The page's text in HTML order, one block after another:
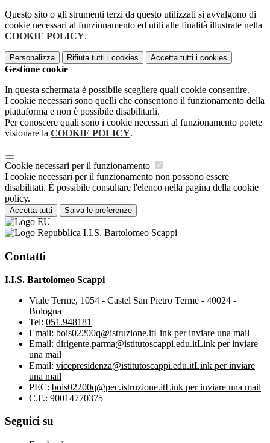
Questo sito o gli strumenti terzi da questo utilizzati si avvalgono di
cookie necessari al funzionamento ed utili alle finalità illustrate nella
COOKIE POLICY.
Personalizza Rifiuta tutti i cookies Accetta tutti i cookies
Gestione cookie
In questa schermata è possibile scegliere quali cookie consentire.
I cookie necessari sono quelli che consentono il funzionamento della
piattaforma e non è possibile disabilitarli.
Per conoscere quali sono i cookie necessari al funzionamento potete
visionare la COOKIE POLICY.
Cookie necessari per il funzionamento
I cookie necessari per il funzionamento non possono essere
disabilitati. È possibile consultare l'elenco nella pagina della cookie
policy.
Accetta tutti Salva le preferenze
I.I.S. Bartolomeo Scappi
Contatti
I.I.S. Bartolomeo Scappi
Viale Terme, 1054 - Castel San Pietro Terme - 40024 -
Bologna
Tel: 051.948181
Email: bois02200q@istruzione.itLink per inviare una mail
Email: dirigente.parma@istitutoscappi.edu.itLink per inviare
una mail
Email: vicepresidenza@istitutoscappi.edu.itLink per inviare
una mail
PEC: bois02200q@pec.istruzione.itLink per inviare una mail
C.F.: 90014770375
Seguici su